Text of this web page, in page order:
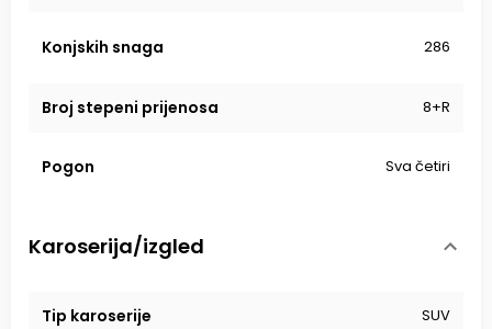
Konjskih snaga 286
Broj stepeni prijenosa 8+R
Pogon Sva četiri
Karoserija/izgled
Tip karoserije SUV